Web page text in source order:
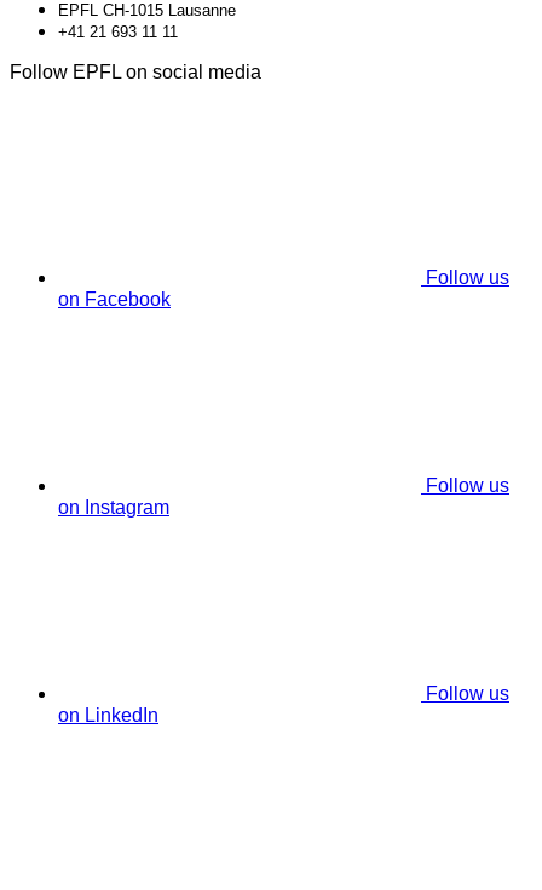
EPFL CH-1015 Lausanne
+41 21 693 11 11
Follow EPFL on social media
Follow us
on Facebook
Follow us
on Instagram
Follow us
on LinkedIn